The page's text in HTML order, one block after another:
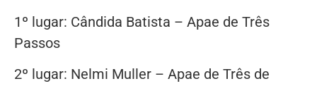
1º lugar: Cândida Batista – Apae de Três
Passos
2º lugar: Nelmi Muller – Apae de Três de